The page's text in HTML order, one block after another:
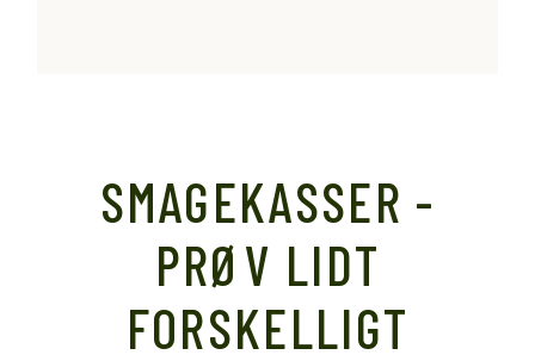
SMAGEKASSER -
PRØV LIDT
FORSKELLIGT